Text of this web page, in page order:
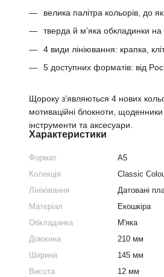
велика палітра кольорів, до
тверда й м’яка обкладинки на
4 види лініювання: крапка,
5 доступних форматів: від
Щороку з’являються 4 нових
мотиваційні блокноти,
інструменти та аксесуари.
Характеристики
Формат
A5
Колекція
Classic
Лініювання
Датовані
Матеріал
Екошкіра
Обкладинка
М'яка
Довжина
210 мм
Ширина
145 мм
Висота
12 мм